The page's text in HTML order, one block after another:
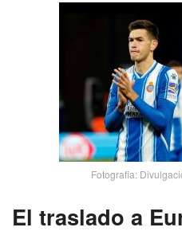
Fotografia:
El traslado a